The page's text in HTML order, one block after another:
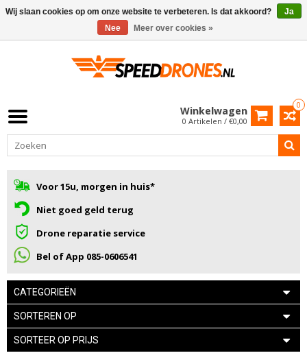
0
Winkelwagen
0 Artikelen / €0,00
Voor 15u, morgen in huis*
Niet goed geld terug
Drone reparatie service
Bel of App 085-0606541
CATEGORIEËN
SORTEREN OP
SORTEER OP PRIJS
Wij slaan cookies op om onze website te verbeteren. Is dat akkoord?
Ja
Nee
Meer over cookies »